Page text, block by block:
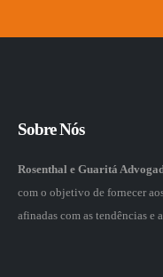
Sobre Nós
Rosenthal e Guaritá
com o objetivo de fornecer
afinadas com as tendências e